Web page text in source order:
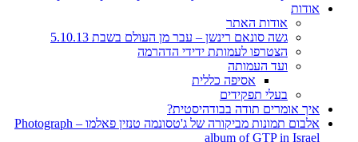
אודות
אודות האתר
גשה סונאם רינשן – עבר מן העולם בשבת 5.10.13
הצטרפו לעמותת ידידי הדהרמה
ועד העמותה
אסיפה כללית
בעלי תפקידים
איך אומרים תודה בבודהיסטית?
אלבום תמונות מביקורה של ג'טסונמה טנזין פאלמו – Photograph
album of GTP in Israel